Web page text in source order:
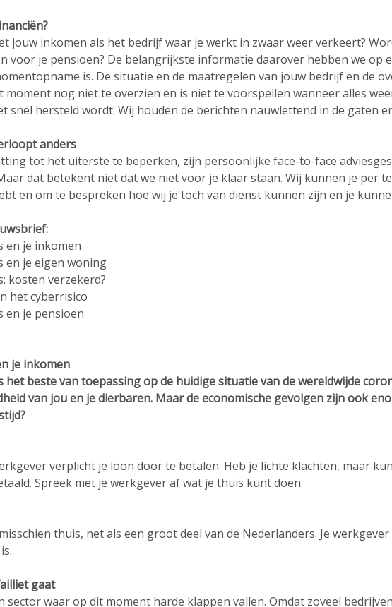
jouw inkomen als het bedrijf waar je werkt in zwaar weer verkeert?
voor je pensioen? De belangrijkste informatie daarover hebben we op
is. De situatie en de maatregelen van jouw bedrijf en de
nog niet te overzien en is niet te voorspellen wanneer alles
snel hersteld wordt. Wij houden de berichten nauwlettend in de gaten
anders
tot het uiterste te beperken, zijn persoonlijke face-to-face
dat betekent niet dat we niet voor je klaar staan. Wij kunnen je per
en om te bespreken hoe wij je toch van dienst kunnen zijn en je
je inkomen
je eigen woning
verzekerd?
cyberrisico
je pensioen
je inkomen
het beste van toepassing op de huidige situatie van de wereldwijde
van jou en je dierbaren. Maar de economische gevolgen zijn ook
verplicht je loon door te betalen. Heb je lichte klachten, maar
Spreek met je werkgever af wat je thuis kunt doen.
thuis, net als een groot deel van de Nederlanders. Je
gaat
sector waar op dit moment harde klappen vallen. Omdat zoveel